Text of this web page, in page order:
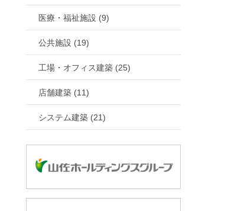
医療・福祉施設 (9)
公共施設 (19)
工場・オフィス建築 (25)
店舗建築 (11)
システム建築 (21)